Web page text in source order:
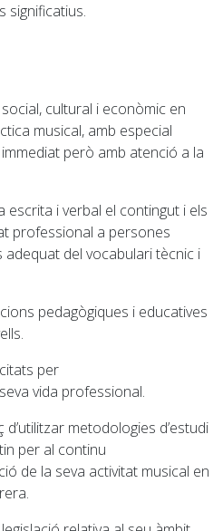
significatius.
cultural i econòmic en
musical, amb especial
però amb atenció a la
escrita i verbal el contingut i els
professional a persones
adequat del vocabulari tècnic i
pedagògiques i educatives
per
vida professional.
metodologies d’estudi
per al continu
de la seva activitat musical en